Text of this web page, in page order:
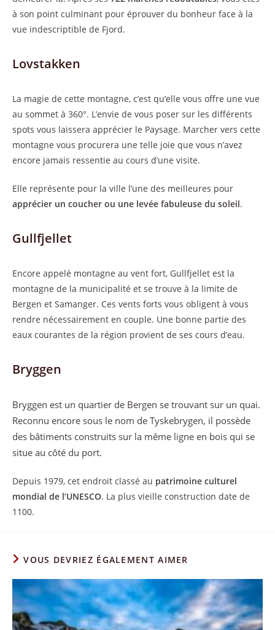
à son point culminant pour éprouver du bonheur face à la
vue indescriptible de Fjord.
Lovstakken
La magie de cette montagne, c’est qu’elle vous offre une vue
au sommet à 360°. L’envie de vous poser sur les différents
spots vous laissera apprécier le Paysage. Marcher vers cette
montagne vous procurera une telle joie que vous n’avez
encore jamais ressentie au cours d’une visite.
Elle représente pour la ville l’une des meilleures pour
apprécier un coucher ou une levée fabuleuse du soleil.
Gullfjellet
Encore appelé montagne au vent fort, Gullfjellet est la
montagne de la municipalité et se trouve à la limite de
Bergen et Samanger. Ces vents forts vous obligent à vous
rendre nécessairement en couple. Une bonne partie des
eaux courantes de la région provient de ses cours d’eau.
Bryggen
Bryggen est un quartier de Bergen se trouvant sur un quai.
Reconnu encore sous le nom de Tyskebrygen, il possède
des bâtiments construits sur la même ligne en bois qui se
situe au côté du port.
Depuis 1979, cet endroit classé au patrimoine culturel
mondial de l’UNESCO. La plus vieille construction date de
1100.
VOUS DEVRIEZ ÉGALEMENT AIMER